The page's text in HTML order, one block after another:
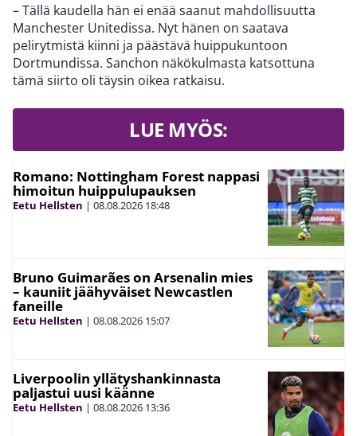
– Tällä kaudella hän ei enää saanut mahdollisuutta
Manchester Unitedissa. Nyt hänen on saatava
pelirytmistä kiinni ja päästävä huippukuntoon
Dortmundissa. Sanchon näkökulmasta katsottuna
tämä siirto oli täysin oikea ratkaisu.
LUE MYÖS:
Romano: Nottingham Forest nappasi
himoitun huippulupauksen
Eetu Hellsten | 08.08.2026 18:48
Bruno Guimarães on Arsenalin mies
– kauniit jäähyväiset Newcastlen
faneille
Eetu Hellsten | 08.08.2026 15:07
Liverpoolin yllätyshankinnasta
paljastui uusi käänne
Eetu Hellsten | 08.08.2026 13:36